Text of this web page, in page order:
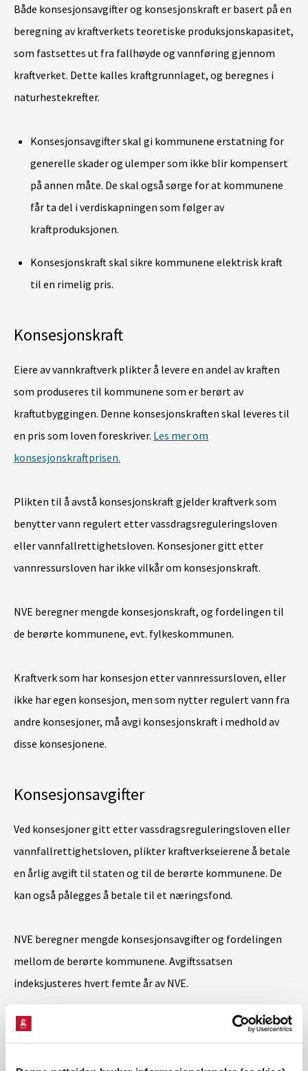
Både konsesjonsavgifter og konsesjonskraft er basert på en
beregning av kraftverkets teoretiske produksjonskapasitet,
som fastsettes ut fra fallhøyde og vannføring gjennom
kraftverket. Dette kalles kraftgrunnlaget, og beregnes i
naturhestekrefter.
Konsesjonsavgifter skal gi kommunene erstatning for
generelle skader og ulemper som ikke blir kompensert
på annen måte. De skal også sørge for at kommunene
får ta del i verdiskapningen som følger av
kraftproduksjonen.
Konsesjonskraft skal sikre kommunene elektrisk kraft
til en rimelig pris.
Konsesjonskraft
Eiere av vannkraftverk plikter å levere en andel av kraften
som produseres til kommunene som er berørt av
kraftutbyggingen. Denne konsesjonskraften skal leveres til
en pris som loven foreskriver. Les mer om
konsesjonskraftprisen.
Plikten til å avstå konsesjonskraft gjelder kraftverk som
benytter vann regulert etter vassdragsreguleringsloven
eller vannfallrettighetsloven. Konsesjoner gitt etter
vannressursloven har ikke vilkår om konsesjonskraft.
NVE beregner mengde konsesjonskraft, og fordelingen til
de berørte kommunene, evt. fylkeskommunen.
Kraftverk som har konsesjon etter vannressursloven, eller
ikke har egen konsesjon, men som nytter regulert vann fra
andre konsesjoner, må avgi konsesjonskraft i medhold av
disse konsesjonene.
Konsesjonsavgifter
Ved konsesjoner gitt etter vassdragsreguleringsloven eller
vannfallrettighetsloven, plikter kraftverkseierene å betale
en årlig avgift til staten og til de berørte kommunene. De
kan også pålegges å betale til et næringsfond.
NVE beregner mengde konsesjonsavgifter og fordelingen
mellom de berørte kommunene. Avgiftssatsen
indeksjusteres hvert femte år av NVE.
Også kraftverk bygd etter vannressursloven blir pålagt å